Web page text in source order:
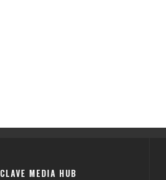
CLAVE MEDIA HUB